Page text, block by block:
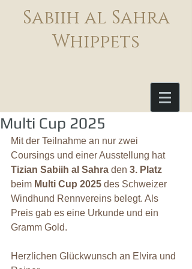
Sabiih al Sahra
Whippets
Multi Cup 2025
Mit der Teilnahme an nur zwei
Coursings und einer Ausstellung hat
Tizian Sabiih al Sahra den 3. Platz
beim Multi Cup 2025 des Schweizer
Windhund Rennvereins belegt. Als
Preis gab es eine Urkunde und ein
Gramm Gold.
Herzlichen Glückwunsch an Elvira und